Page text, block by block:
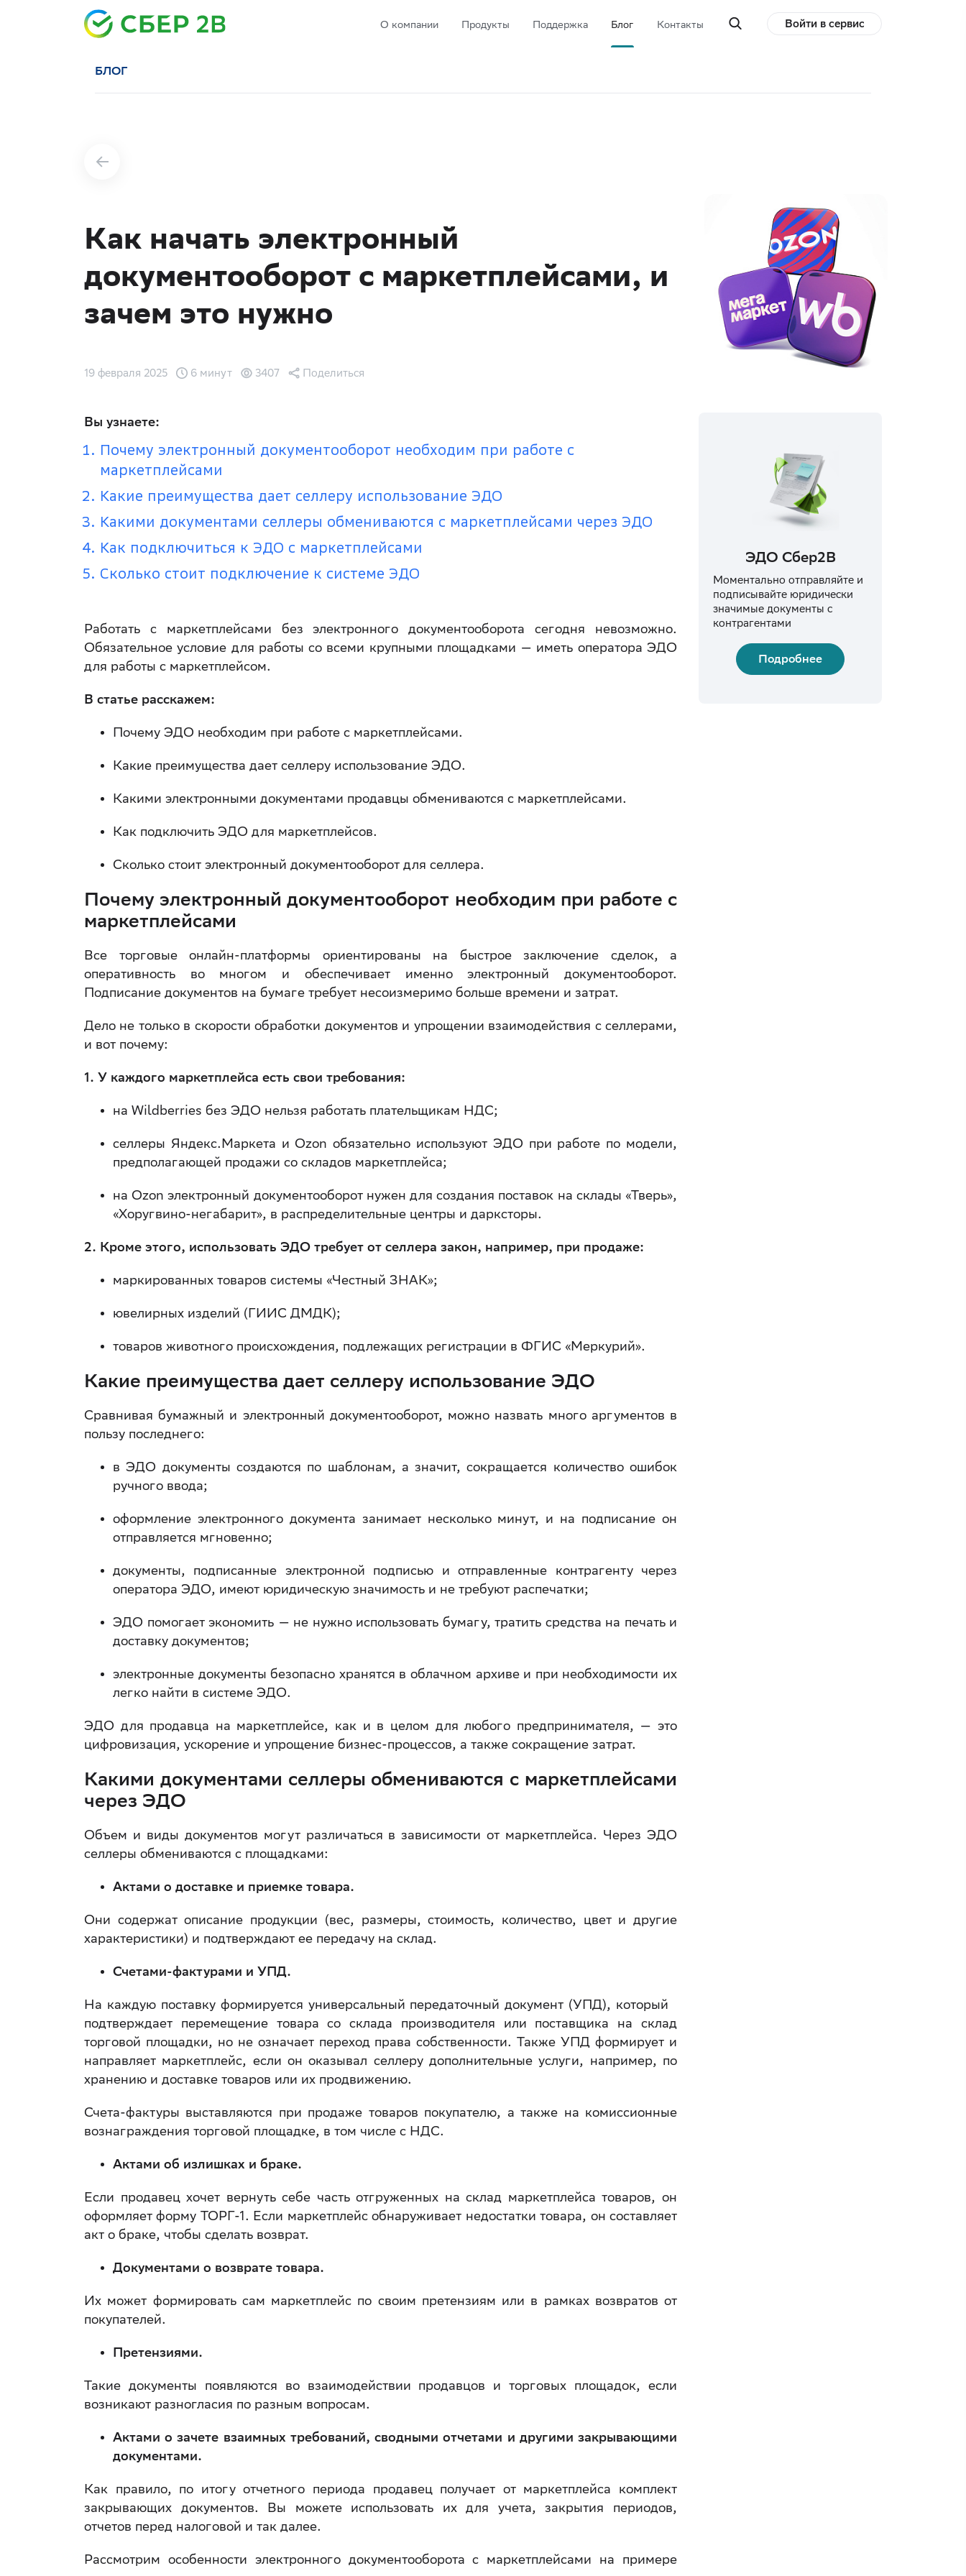
О компании Продукты Поддержка Блог Контакты Войти в сервис
БЛОГ
Как начать электронный
документооборот с маркетплейсами, и
зачем это нужно
19 февраля 2025 6 минут 3407 Поделиться
Вы узнаете:
Почему электронный документооборот необходим при работе с
маркетплейсами
Какие преимущества дает селлеру использование ЭДО
Какими документами селлеры обмениваются с маркетплейсами через ЭДО
Как подключиться к ЭДО с маркетплейсами
Сколько стоит подключение к системе ЭДО
Работать с маркетплейсами без электронного документооборота сегодня невозможно.
Обязательное условие для работы со всеми крупными площадками — иметь оператора ЭДО
для работы с маркетплейсом.
В статье расскажем:
Почему ЭДО необходим при работе с маркетплейсами.
Какие преимущества дает селлеру использование ЭДО.
Какими электронными документами продавцы обмениваются с маркетплейсами.
Как подключить ЭДО для маркетплейсов.
Сколько стоит электронный документооборот для селлера.
Почему электронный документооборот необходим при работе с
маркетплейсами
Все торговые онлайн-платформы ориентированы на быстрое заключение сделок, а
оперативность во многом и обеспечивает именно электронный документооборот.
Подписание документов на бумаге требует несоизмеримо больше времени и затрат.
Дело не только в скорости обработки документов и упрощении взаимодействия с селлерами,
и вот почему:
1. У каждого маркетплейса есть свои требования:
на Wildberries без ЭДО нельзя работать плательщикам НДС;
селлеры Яндекс.Маркета и Ozon обязательно используют ЭДО при работе по модели,
предполагающей продажи со складов маркетплейса;
на Ozon электронный документооборот нужен для создания поставок на склады «Тверь»,
«Хоругвино-негабарит», в распределительные центры и дарксторы.
2. Кроме этого, использовать ЭДО требует от селлера закон, например, при продаже:
маркированных товаров системы «Честный ЗНАК»;
ювелирных изделий (ГИИС ДМДК);
товаров животного происхождения, подлежащих регистрации в ФГИС «Меркурий».
Какие преимущества дает селлеру использование ЭДО
Сравнивая бумажный и электронный документооборот, можно назвать много аргументов в
пользу последнего:
в ЭДО документы создаются по шаблонам, а значит, сокращается количество ошибок
ручного ввода;
оформление электронного документа занимает несколько минут, и на подписание он
отправляется мгновенно;
документы, подписанные электронной подписью и отправленные контрагенту через
оператора ЭДО, имеют юридическую значимость и не требуют распечатки;
ЭДО помогает экономить — не нужно использовать бумагу, тратить средства на печать и
доставку документов;
электронные документы безопасно хранятся в облачном архиве и при необходимости их
легко найти в системе ЭДО.
ЭДО для продавца на маркетплейсе, как и в целом для любого предпринимателя, — это
цифровизация, ускорение и упрощение бизнес-процессов, а также сокращение затрат.
Какими документами селлеры обмениваются с маркетплейсами
через ЭДО
Объем и виды документов могут различаться в зависимости от маркетплейса. Через ЭДО
селлеры обмениваются с площадками:
Актами о доставке и приемке товара.
Они содержат описание продукции (вес, размеры, стоимость, количество, цвет и другие
характеристики) и подтверждают ее передачу на склад.
Счетами-фактурами и УПД.
На каждую поставку формируется универсальный передаточный документ (УПД), который
подтверждает перемещение товара со склада производителя или поставщика на склад
торговой площадки, но не означает переход права собственности. Также УПД формирует и
направляет маркетплейс, если он оказывал селлеру дополнительные услуги, например, по
хранению и доставке товаров или их продвижению.
Счета-фактуры выставляются при продаже товаров покупателю, а также на комиссионные
вознаграждения торговой площадке, в том числе с НДС.
Актами об излишках и браке.
Если продавец хочет вернуть себе часть отгруженных на склад маркетплейса товаров, он
оформляет форму ТОРГ-1. Если маркетплейс обнаруживает недостатки товара, он составляет
акт о браке, чтобы сделать возврат.
Документами о возврате товара.
Их может формировать сам маркетплейс по своим претензиям или в рамках возвратов от
покупателей.
Претензиями.
Такие документы появляются во взаимодействии продавцов и торговых площадок, если
возникают разногласия по разным вопросам.
Актами о зачете взаимных требований, сводными отчетами и другими закрывающими
документами.
Как правило, по итогу отчетного периода продавец получает от маркетплейса комплект
закрывающих документов. Вы можете использовать их для учета, закрытия периодов,
отчетов перед налоговой и так далее.
Рассмотрим особенности электронного документооборота с маркетплейсами на примере
ЭДО Сбер2B
Моментально отправляйте и
подписывайте юридически
значимые документы с
контрагентами
Подробнее